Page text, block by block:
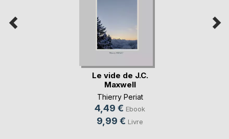
Le vide de J.C.
Maxwell
Thierry Periat
4,49 € Ebook
9,99 € Livre